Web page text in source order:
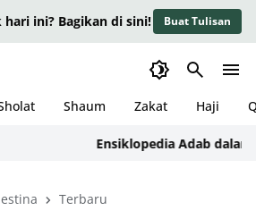
ini? Bagikan di sini! Buat Tulisan
Shaum Zakat Haji
Ensiklopedia Adab dalam
Terbaru